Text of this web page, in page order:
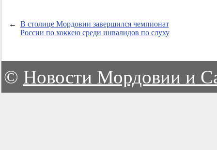
←
В столице Мордовии завершился чемпионат
России по хоккею среди инвалидов по слуху
© Новости Мордовии и